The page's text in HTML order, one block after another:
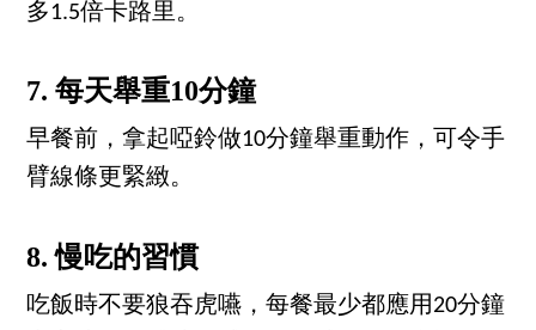
多1.5倍卡路里。
7. 每天舉重10分鐘
早餐前，拿起啞鈴做10分鐘舉重動作，可令手
臂線條更緊緻。
8. 慢吃的習慣
吃飯時不要狼吞虎嚥，每餐最少都應用20分鐘